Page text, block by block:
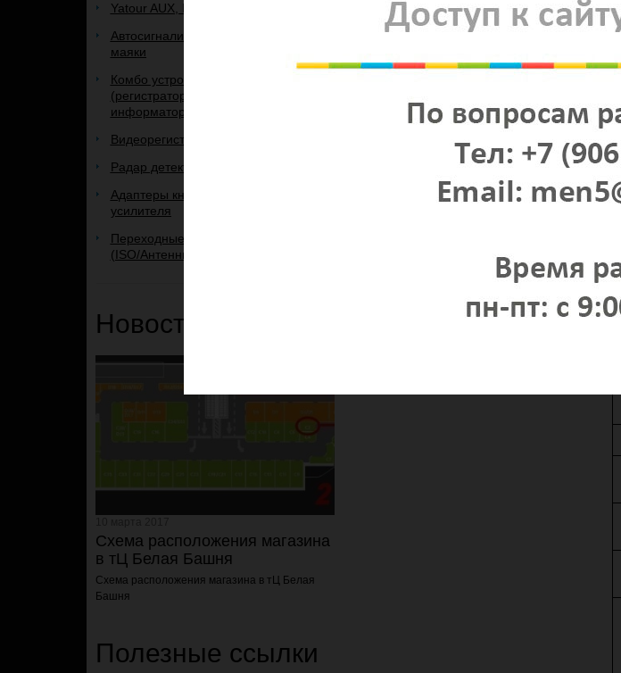
Yatour AUX, IPOD, USB адаптеры
Автосигнализации, брелоки к ним,
маяки
Комбо устройства 3 в 1
(регистратор+радар+GPS-
информатор)
Видеорегистраторы
Радар детекторы
Адаптеры кнопок руля и
усилителя
Переходные рамки и переходники
(ISO/Антенные)
Новости и Акции
Схема расположения магазина
в тЦ Белая Башня
Схема расположения магазина в тЦ Белая
Башня
Полезные ссылки